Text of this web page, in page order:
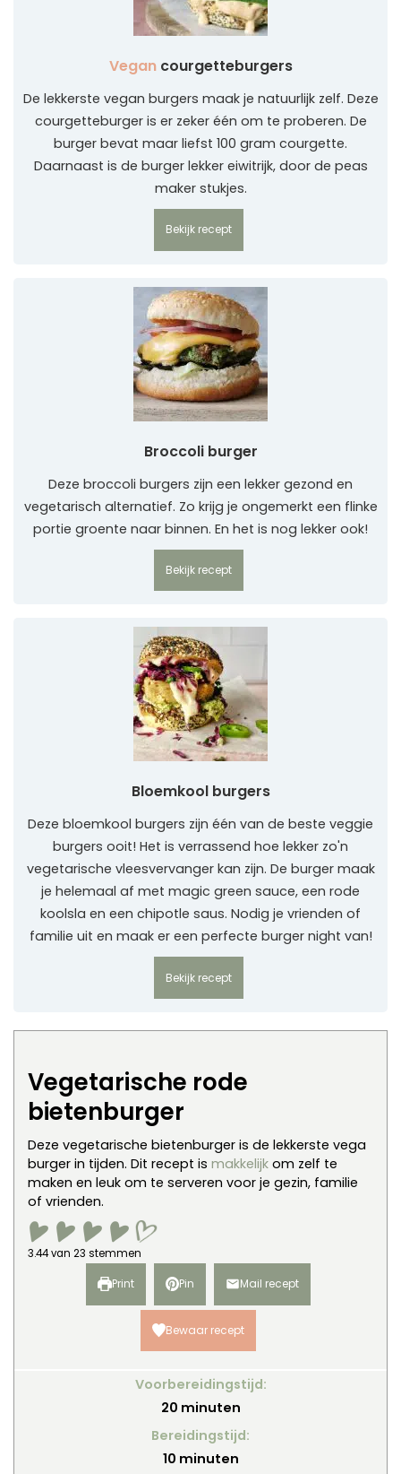
Vegancourgetteburgers
De lekkerste vegan burgers maak je natuurlijk zelf. Deze
courgetteburger is er zeker één om te proberen. De
burger bevat maar liefst 100 gram courgette.
Daarnaast is de burger lekker eiwitrijk, door de peas
maker stukjes.
Bekijk recept
Broccoli burger
Deze broccoli burgers zijn een lekker gezond en
vegetarisch alternatief. Zo krijg je ongemerkt een flinke
portie groente naar binnen. En het is nog lekker ook!
Bekijk recept
Bloemkool burgers
Deze bloemkool burgers zijn één van de beste veggie
burgers ooit! Het is verrassend hoe lekker zo'n
vegetarische vleesvervanger kan zijn. De burger maak
je helemaal af met magic green sauce, een rode
koolsla en een chipotle saus. Nodig je vrienden of
familie uit en maak er een perfecte burger night van!
Bekijk recept
Vegetarische rode
bietenburger
Deze vegetarische bietenburger is de lekkerste vega
burger in tijden. Dit recept is makkelijk om zelf te
maken en leuk om te serveren voor je gezin, familie
of vrienden.
3.44van 23 stemmen
Print Pin Mail recept
Bewaar recept
Voorbereidingstijd:
20minuten
minuten
Bereidingstijd:
10minuten
minuten